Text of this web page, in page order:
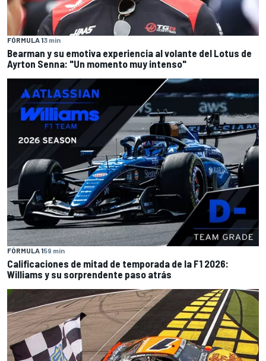
FÓRMULA 13 min
Bearman y su emotiva experiencia al volante del Lotus de
Ayrton Senna: "Un momento muy intenso"
FÓRMULA 159 min
Calificaciones de mitad de temporada de la F1 2026:
Williams y su sorprendente paso atrás